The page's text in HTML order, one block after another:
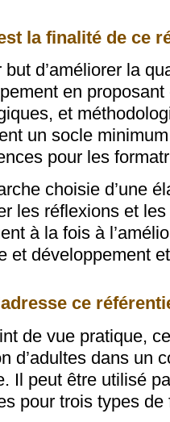
la finalité de ce
but d’améliorer la
en
et
un socle
pour les
choisie d’une
les réflexions et
à la fois à
et développement
ce
de vue pratique,
d’adultes dans un
Il peut être utilisé
pour trois types de